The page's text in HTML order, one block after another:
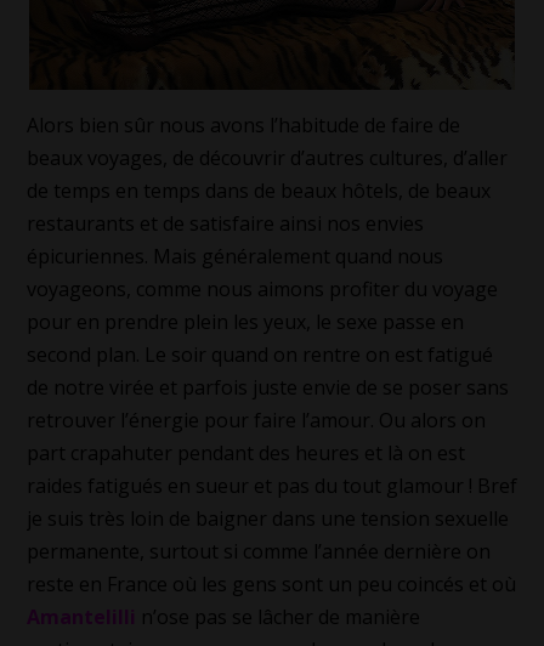
Alors bien sûr nous avons l’habitude de faire de
beaux voyages, de découvrir d’autres cultures, d’aller
de temps en temps dans de beaux hôtels, de beaux
restaurants et de satisfaire ainsi nos envies
épicuriennes. Mais généralement quand nous
voyageons, comme nous aimons profiter du voyage
pour en prendre plein les yeux, le sexe passe en
second plan. Le soir quand on rentre on est fatigué
de notre virée et parfois juste envie de se poser sans
retrouver l’énergie pour faire l’amour. Ou alors on
part crapahuter pendant des heures et là on est
raides fatigués en sueur et pas du tout glamour ! Bref
je suis très loin de baigner dans une tension sexuelle
permanente, surtout si comme l’année dernière on
reste en France où les gens sont un peu coincés et où
Amantelilli n’ose pas se lâcher de manière